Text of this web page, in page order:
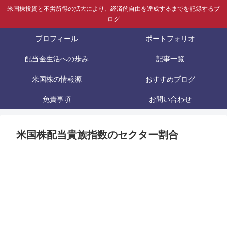
米国株投資と不労所得の拡大により、経済的自由を達成するまでを記録するブ
ログ
プロフィール ポートフォリオ
配当金生活への歩み 記事一覧
米国株の情報源 おすすめブログ
免責事項 お問い合わせ
米国株配当貴族指数のセクター割合